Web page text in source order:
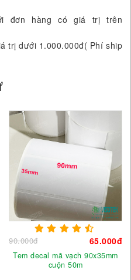
đơn hàng có giá trị trên
trị dưới 1.000.000đ( Phí ship
90.000đ 65.000đ
Tem decal mã vạch 90x35mm
cuộn 50m